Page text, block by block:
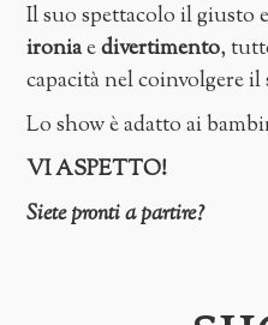
Il suo spettacolo il
ironiaedivertimento,
capacità nel coinvolgere
Lo show è adatto ai
VI ASPETTO!
Siete pronti a partire?